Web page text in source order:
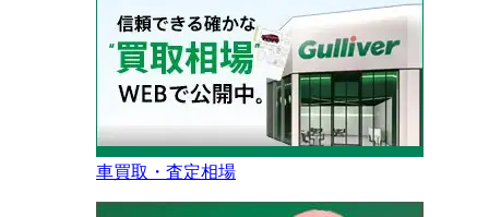
車買取・査定相場